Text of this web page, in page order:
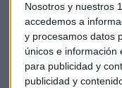
Nosotros y nuestros
accedemos a
y procesamos datos
únicos e información
para publicidad y
publicidad y